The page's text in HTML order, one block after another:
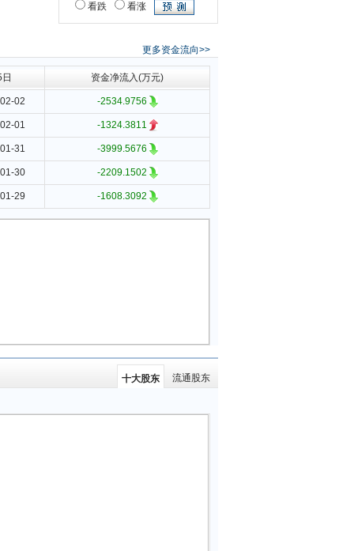
看跌
看涨
更多资金流向>>
资金净流入(万元)
02 -2534.9756
01 -1324.3811
31 -3999.5676
30 -2209.1502
29 -1608.3092
十大股东 流通股东